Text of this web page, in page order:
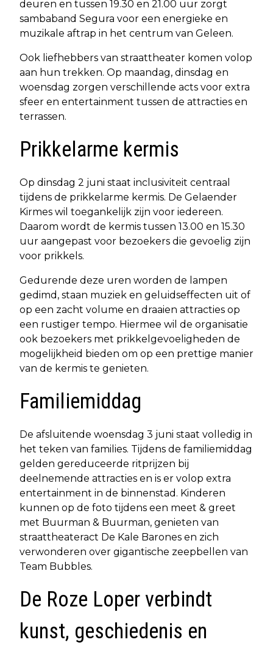
deuren en tussen 19.30 en 21.00 uur zorgt
sambaband Segura voor een energieke en
muzikale aftrap in het centrum van Geleen.
Ook liefhebbers van straattheater komen volop
aan hun trekken. Op maandag, dinsdag en
woensdag zorgen verschillende acts voor extra
sfeer en entertainment tussen de attracties en
terrassen.
Prikkelarme kermis
Op dinsdag 2 juni staat inclusiviteit centraal
tijdens de prikkelarme kermis. De Gelaender
Kirmes wil toegankelijk zijn voor iedereen.
Daarom wordt de kermis tussen 13.00 en 15.30
uur aangepast voor bezoekers die gevoelig zijn
voor prikkels.
Gedurende deze uren worden de lampen
gedimd, staan muziek en geluidseffecten uit of
op een zacht volume en draaien attracties op
een rustiger tempo. Hiermee wil de organisatie
ook bezoekers met prikkelgevoeligheden de
mogelijkheid bieden om op een prettige manier
van de kermis te genieten.
Familiemiddag
De afsluitende woensdag 3 juni staat volledig in
het teken van families. Tijdens de familiemiddag
gelden gereduceerde ritprijzen bij
deelnemende attracties en is er volop extra
entertainment in de binnenstad. Kinderen
kunnen op de foto tijdens een meet & greet
met Buurman & Buurman, genieten van
straattheateract De Kale Barones en zich
verwonderen over gigantische zeepbellen van
Team Bubbles.
De Roze Loper verbindt
kunst, geschiedenis en